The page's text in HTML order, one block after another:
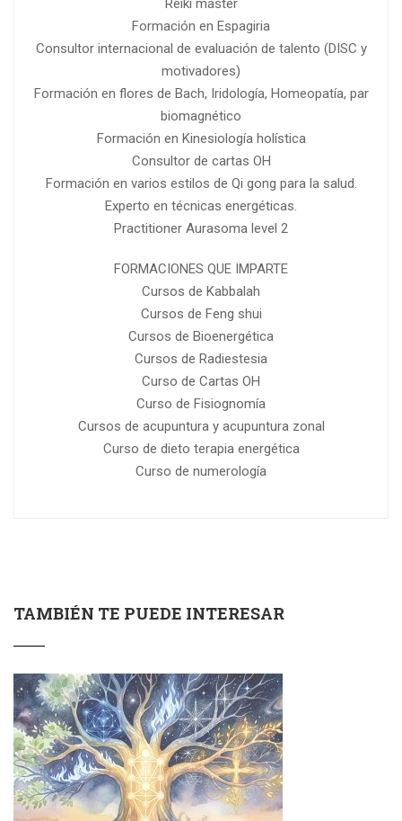
Reiki master
Formación en Espagiria
Consultor internacional de evaluación de talento (DISC y
motivadores)
Formación en flores de Bach, Iridología, Homeopatía, par
biomagnético
Formación en Kinesiología holística
Consultor de cartas OH
Formación en varios estilos de Qi gong para la salud.
Experto en técnicas energéticas.
Practitioner Aurasoma level 2
FORMACIONES QUE IMPARTE
Cursos de Kabbalah
Cursos de Feng shui
Cursos de Bioenergética
Cursos de Radiestesia
Curso de Cartas OH
Curso de Fisiognomía
Cursos de acupuntura y acupuntura zonal
Curso de dieto terapia energética
Curso de numerología
TAMBIÉN TE PUEDE INTERESAR